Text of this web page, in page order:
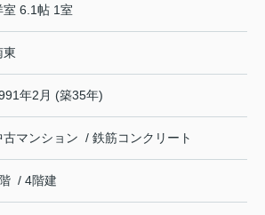
室 6.1帖 1室
東
年2月 (築35年)
古マンション / 鉄筋コンクリート
/ 4階建